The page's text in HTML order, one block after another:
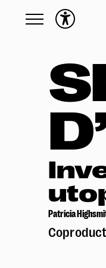
Toute la
Calendrier
English
Actions
Activités
En
Écoles
Familles
Patricia